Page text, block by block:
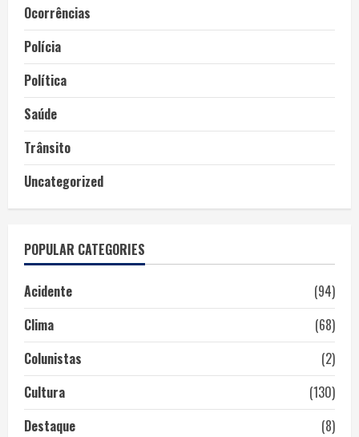
Ocorrências
Polícia
Política
Saúde
Trânsito
Uncategorized
POPULAR CATEGORIES
Acidente
(94)
Clima
(68)
Colunistas
(2)
Cultura
(130)
Destaque
(8)